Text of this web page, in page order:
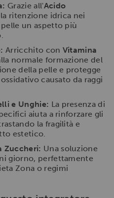
Grazie all'Acido
ritenzione idrica nei
un aspetto più
Arricchito con Vitamina
normale formazione del
della pelle e protegge
causato da raggi
e Unghie: La presenza di
aiuta a rinforzare gli
la fragilità e
estetico.
Zuccheri: Una soluzione
giorno, perfettamente
Zona o regimi